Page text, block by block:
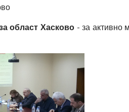
област Хасково- за активно